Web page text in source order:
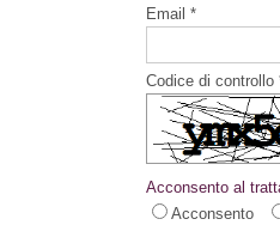
Email *
Codice di controllo
Acconsento al
Acconsento